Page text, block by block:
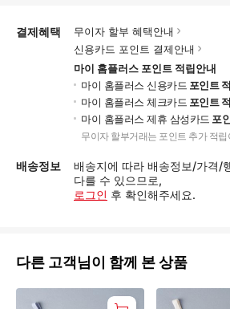
결제혜택
무이자 할부 혜택안내
신용카드 포인트 결제안내
마이 홈플러스 포인트 적립안내
마이 홈플러스 신용카드 포인트
마이 홈플러스 체크카드 포인트
마이 홈플러스 제휴 삼성카드 포
무이자 할부거래는 포인트 추가 적
배송정보
배송지에 따라 배송정보/가격/
다를 수 있으므로,
로그인 후 확인해주세요.
다른 고객님이 함께 본 상품